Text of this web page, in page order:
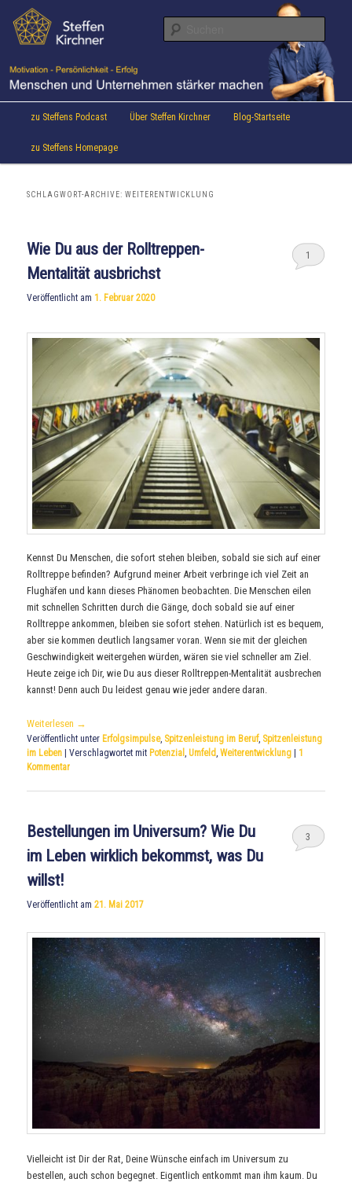
Inhalt
wechseln
sekundären
Inhalt
Steffen Kirchner Blog
Aktuelles von Speaker & Motivationstrainer Steffen Kirchner
Hauptmenü
zu Steffens Podcast Über Steffen Kirchner Blog-Startseite
zu Steffens Homepage
SCHLAGWORT-ARCHIVE:WEITERENTWICKLUNG
Wie Du aus der Rolltreppen-
Mentalität ausbrichst
Veröffentlicht am1. Februar 2020
1
Kennst Du Menschen, die sofort stehen bleiben, sobald sie sich auf einer
Rolltreppe befinden? Aufgrund meiner Arbeit verbringe ich viel Zeit an
Flughäfen und kann dieses Phänomen beobachten. Die Menschen eilen
mit schnellen Schritten durch die Gänge, doch sobald sie auf einer
Rolltreppe ankommen, bleiben sie sofort stehen. Natürlich ist es bequem,
aber sie kommen deutlich langsamer voran. Wenn sie mit der gleichen
Geschwindigkeit weitergehen würden, wären sie viel schneller am Ziel.
Heute zeige ich Dir, wie Du aus dieser Rolltreppen-Mentalität ausbrechen
kannst! Denn auch Du leidest genau wie jeder andere daran.
Weiterlesen →
Veröffentlicht unter Erfolgsimpulse, Spitzenleistung im Beruf, Spitzenleistung
im Leben |Verschlagwortet mit Potenzial ,Umfeld ,Weiterentwicklung |1
Kommentar
Bestellungen im Universum? Wie Du
im Leben wirklich bekommst, was Du
willst!
Veröffentlicht am21. Mai 2017
3
Vielleicht ist Dir der Rat, Deine Wünsche einfach im Universum zu
bestellen, auch schon begegnet. Eigentlich entkommt man ihm kaum. Du